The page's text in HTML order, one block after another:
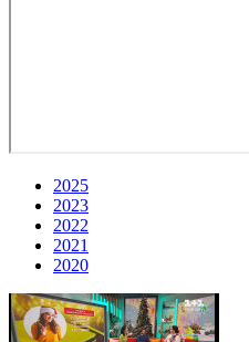
2025
2023
2022
2021
2020